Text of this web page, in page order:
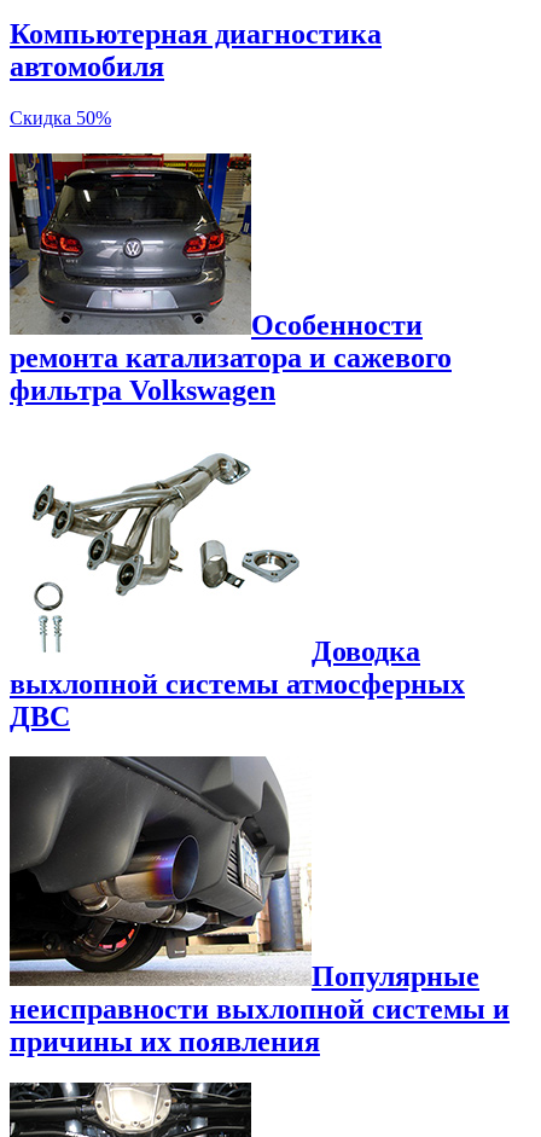
Компьютерная диагностика
автомобиля
Скидка 50%
Особенности
ремонта катализатора и сажевого
фильтра Volkswagen
Доводка
выхлопной системы атмосферных
ДВС
Популярные
неисправности выхлопной системы и
причины их появления